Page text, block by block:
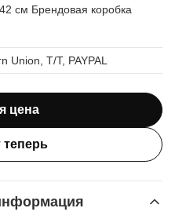
см Брендовая коробка
Union, T/T, PAYPAL
цена
теперь